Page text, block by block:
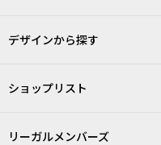
デザインから探す
ショップリスト
リーガルメンバーズ